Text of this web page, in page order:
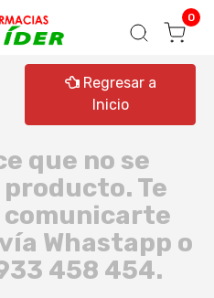
pedido 0
Regresar a
Inicio
que no se
Te
Whastapp o
458 454.